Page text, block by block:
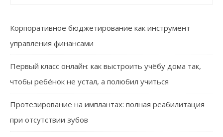
Корпоративное бюджетирование как инструмент
управления финансами
Первый класс онлайн: как выстроить учёбу дома так,
чтобы ребёнок не устал, а полюбил учиться
Протезирование на имплантах: полная реабилитация
при отсутствии зубов